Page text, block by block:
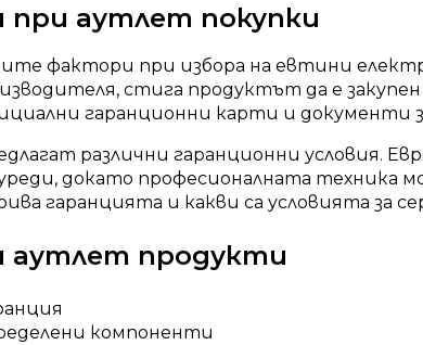
при аутлет покупки
фактори при избора на евтини
стига продуктът да е
гаранционни карти и документи
различни гаранционни условия.
докато професионалната техника
гаранцията и какви са условията за
аутлет продукти
компоненти